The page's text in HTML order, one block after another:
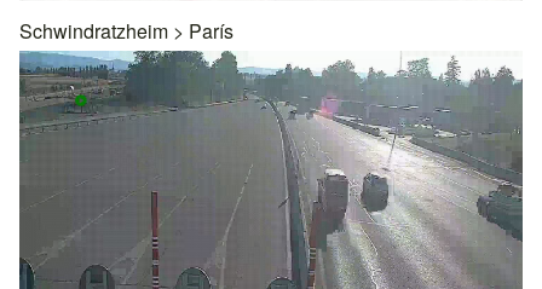
Schwindratzheim > París